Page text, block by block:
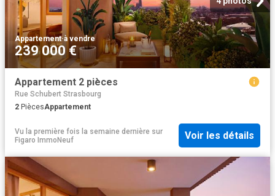
Appartement·à vendre
239 000 €
Appartement 2 pièces
Rue Schubert Strasbourg
2 PiècesAppartement
Vu la première fois la semaine dernière sur
Figaro ImmoNeuf
Voir les détails